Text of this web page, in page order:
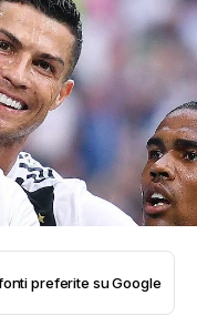
preferite su Google